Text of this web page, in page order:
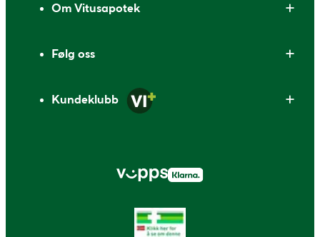
Om Vitusapotek
Følg oss
Kundeklubb